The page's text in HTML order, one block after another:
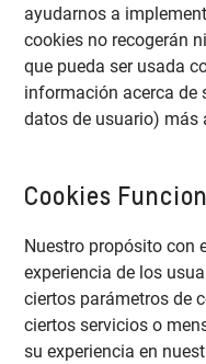
ayudarnos a
cookies no recogerán
que pueda ser usada
información acerca de
datos de usuario) más
Cookies
Nuestro propósito con
experiencia de los
ciertos parámetros de
ciertos servicios o
su experiencia en